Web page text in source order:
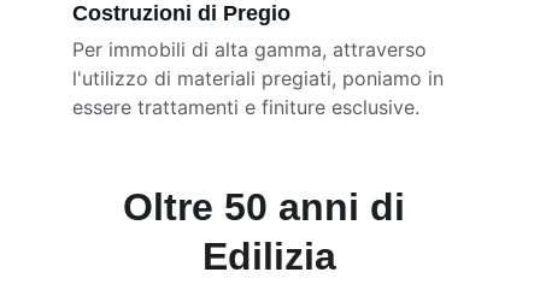
Per immobili di alta gamma, attraverso
l'utilizzo di materiali pregiati, poniamo in
essere trattamenti e finiture esclusive.
Costruzioni di Pregio
Oltre 50 anni di
Edilizia